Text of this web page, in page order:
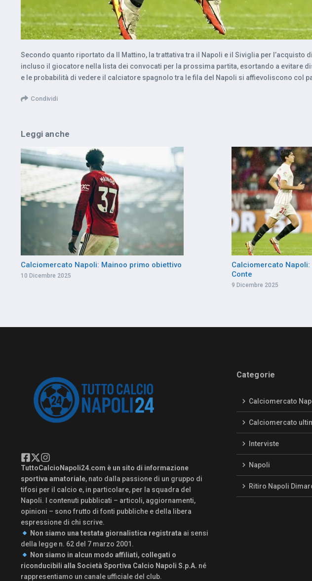
Secondo quanto riportato da Il Mattino, la trattativa tra il Napoli e il Siviglia per
incluso il giocatore nella lista dei convocati per la prossima partita, esortando a evitare
e le probabilità di vedere il calciatore spagnolo tra le fila del Napoli si affievoliscono col
Condividi
Leggi anche
Calciomercato Napoli: Mainoo primo obiettivo
10 Dicembre 2025
Calciomercato
Conte
9 Dicembre 2025
TuttoCalcioNapoli24.com è un sito di informazione
sportiva amatoriale, nato dalla passione di un gruppo di
tifosi per il calcio e, in particolare, per la squadra del
Napoli. I contenuti pubblicati – articoli, aggiornamenti,
opinioni – sono frutto di fonti pubbliche e della libera
espressione di chi scrive.
Non siamo una testata giornalistica registrata ai sensi
della legge n. 62 del 7 marzo 2001.
Non siamo in alcun modo affiliati, collegati o
riconducibili alla Società Sportiva Calcio Napoli S.p.A. né
rappresentiamo un canale ufficiale del club.
Categorie
Calciomercato
Calciomercato
Interviste
Napoli
Ritiro Napoli